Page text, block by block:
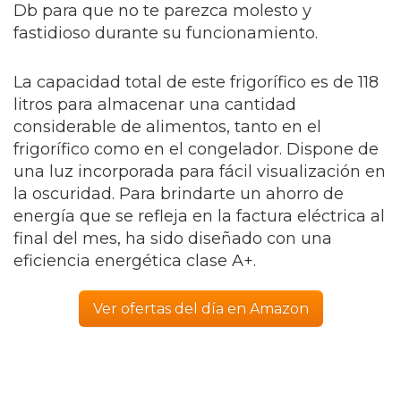
Db para que no te parezca molesto y
fastidioso durante su funcionamiento.
La capacidad total de este frigorífico es de 118
litros para almacenar una cantidad
considerable de alimentos, tanto en el
frigorífico como en el congelador. Dispone de
una luz incorporada para fácil visualización en
la oscuridad. Para brindarte un ahorro de
energía que se refleja en la factura eléctrica al
final del mes, ha sido diseñado con una
eficiencia energética clase A+.
Ver ofertas del día en Amazon